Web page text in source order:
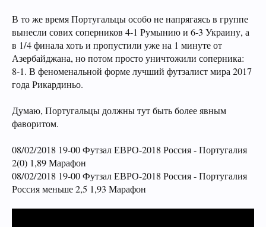
В то же время Португальцы особо не напрягаясь в группе
вынесли сових соперников 4-1 Румынию и 6-3 Украину, а
в 1/4 финала хоть и пропустили уже на 1 минуте от
Азербайджана, но потом просто уничтожили соперника:
8-1. В феноменальной форме лучший футзалист мира 2017
года Рикардиньо.
Думаю, Португальцы должны тут быть более явным
фаворитом.
08/02/2018 19-00 Футзал ЕВРО-2018 Россия - Португалия
2(0) 1,89 Марафон
08/02/2018 19-00 Футзал ЕВРО-2018 Россия - Португалия
Россия меньше 2,5 1,93 Марафон